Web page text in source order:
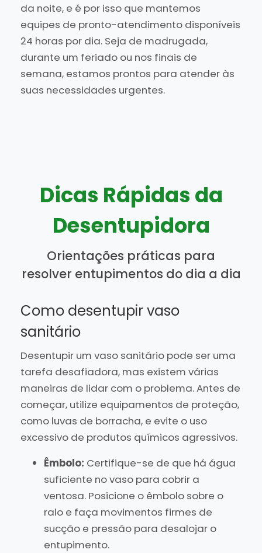
da noite, e é por isso que mantemos
equipes de pronto-atendimento disponíveis
24 horas por dia. Seja de madrugada,
durante um feriado ou nos finais de
semana, estamos prontos para atender às
suas necessidades urgentes.
Dicas Rápidas da
Desentupidora
Orientações práticas para
resolver entupimentos do dia a dia
Como desentupir vaso
sanitário
Desentupir um vaso sanitário pode ser uma
tarefa desafiadora, mas existem várias
maneiras de lidar com o problema. Antes de
começar, utilize equipamentos de proteção,
como luvas de borracha, e evite o uso
excessivo de produtos químicos agressivos.
Êmbolo: Certifique-se de que há água
suficiente no vaso para cobrir a
ventosa. Posicione o êmbolo sobre o
ralo e faça movimentos firmes de
sucção e pressão para desalojar o
entupimento.